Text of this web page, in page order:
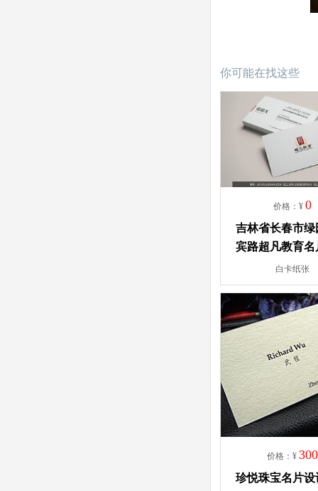
你可能在找这些
价格：¥0
吉林省长春市绿
宾路超凡教育名
白卡纸张
价格：¥300
珍悦珠宝名片设